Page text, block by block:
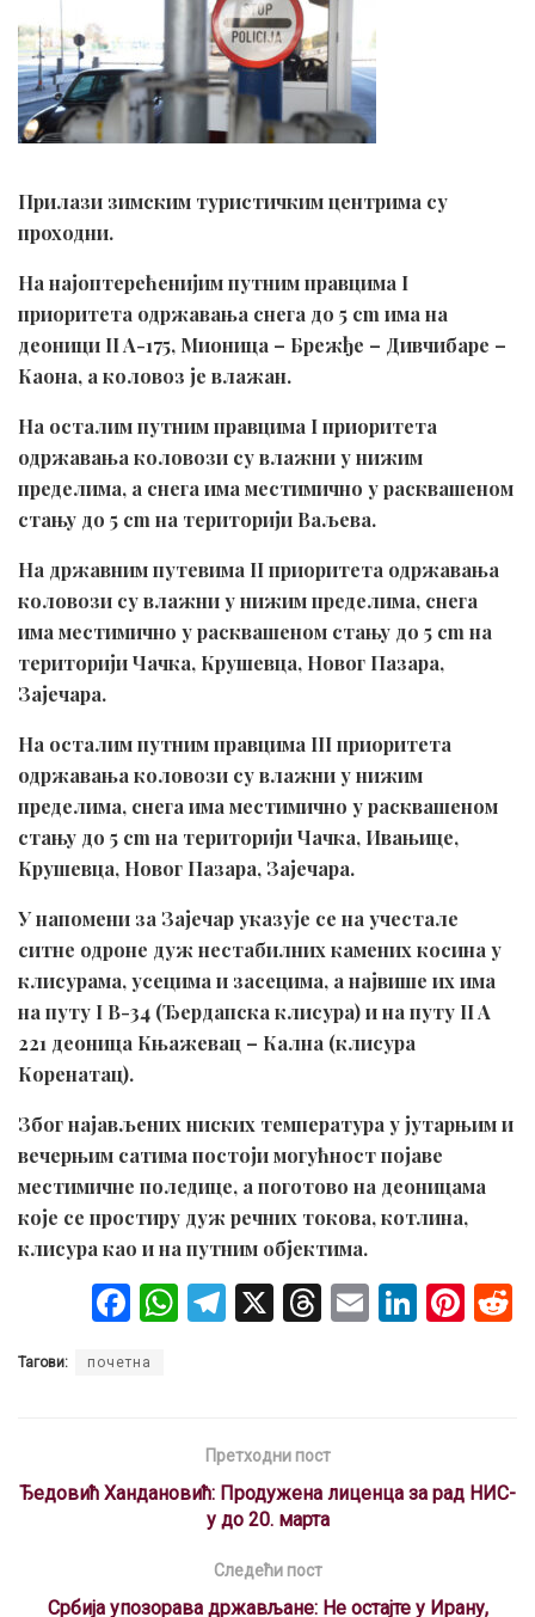
Прилази зимским туристичким центрима су
проходни.
На најоптерећенијим путним правцима I
приоритета одржавања снега до 5 cm има на
деоници II A-175, Мионица – Брежђе – Дивчибаре –
Каона, а коловоз је влажан.
На осталим путним правцима I приоритета
одржавања коловози су влажни у нижим
пределима, а снега има местимично у расквашеном
стању до 5 cm на територији Ваљева.
На државним путевима II приоритета одржавања
коловози су влажни у нижим пределима, снега
има местимично у расквашеном стању до 5 cm на
територији Чачка, Крушевца, Новог Пазара,
Зајечара.
На осталим путним правцима III приоритета
одржавања коловози су влажни у нижим
пределима, снега има местимично у расквашеном
стању до 5 cm на територији Чачка, Ивањице,
Крушевца, Новог Пазара, Зајечара.
У напомени за Зајечар указује се на учестале
ситне одроне дуж нестабилних камених косина у
клисурама, усецима и засецима, а највише их има
на путу I B-34 (Ђердапска клисура) и на путу II A
221 деоница Књажевац – Кална (клисура
Коренатац).
Због најављених ниских температура у јутарњим и
вечерњим сатима постоји могућност појаве
местимичне поледице, а поготово на деоницама
које се простиру дуж речних токова, котлина,
клисура као и на путним објектима.
F
ce
o
W
A
p
p
T
a
m
X T
s
E Li Pi
Тагови: почетна
Претходни пост
Ђедовић Хандановић: Продужена лиценца за рад НИС-
у до 20. марта
Следећи пост
Србија упозорава држављане: Не остајте у Ирану,